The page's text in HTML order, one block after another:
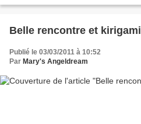
Belle rencontre et kirigami
Publié le 03/03/2011 à 10:52
Par Mary's Angeldream